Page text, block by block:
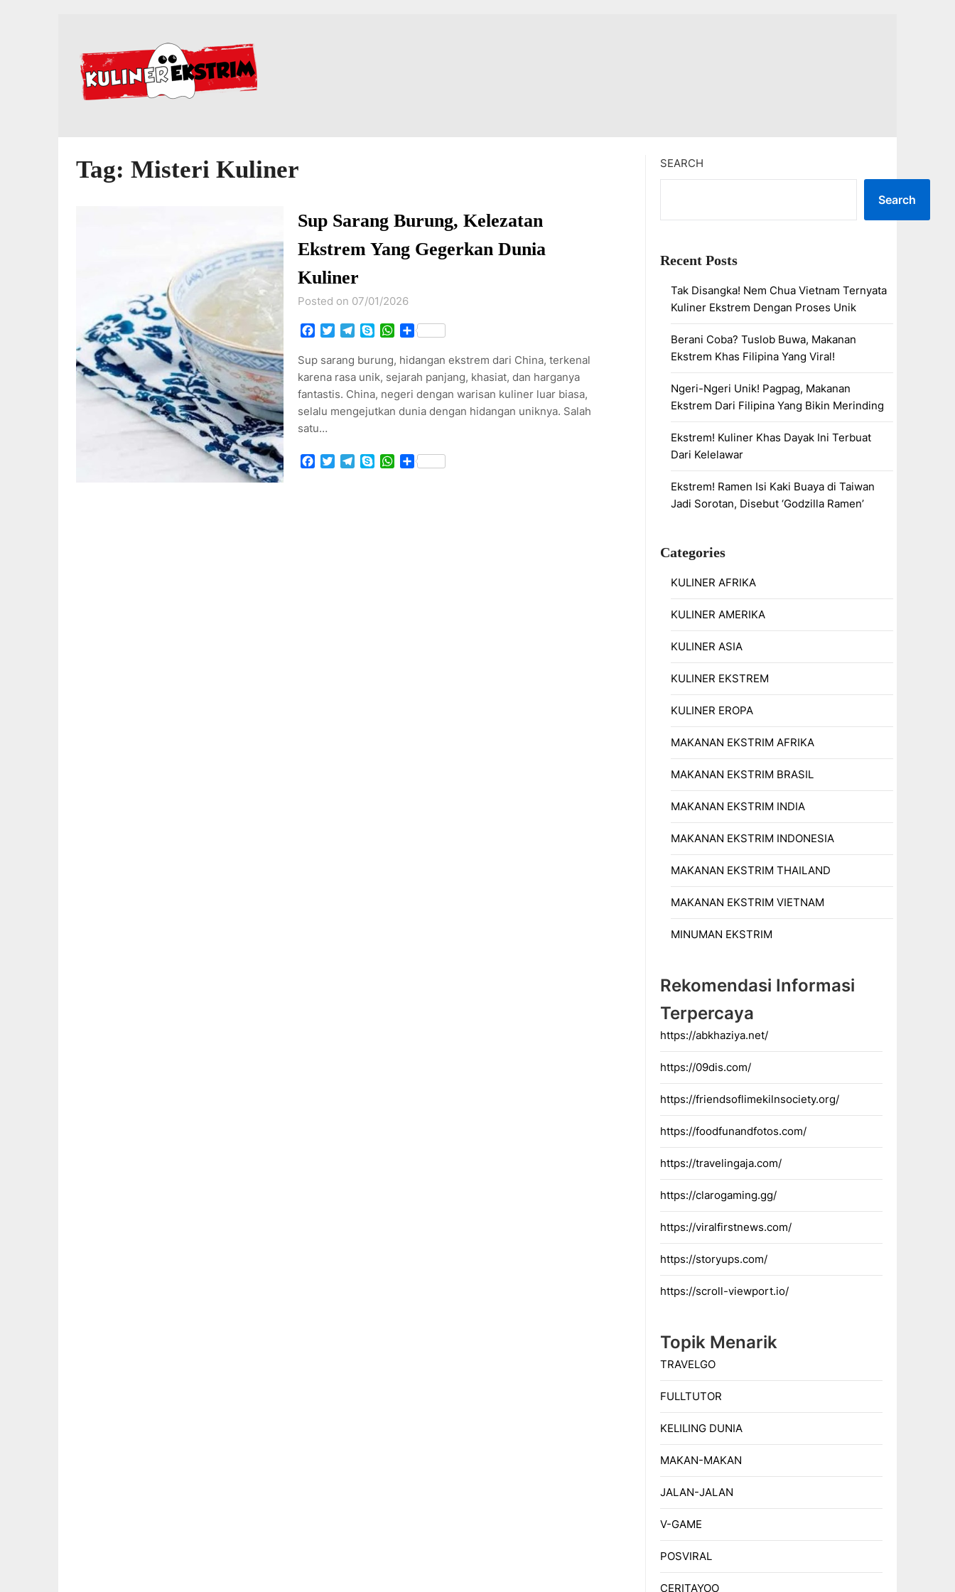
Tag: Misteri Kuliner
Sup Sarang Burung, Kelezatan
Ekstrem Yang Gegerkan Dunia
Kuliner
Posted on 07/01/2026
Facebook
TwitterTelegram
SkypeWhatsApp
Share
Sup sarang burung, hidangan ekstrem dari China, terkenal
karena rasa unik, sejarah panjang, khasiat, dan harganya
fantastis. China, negeri dengan warisan kuliner luar biasa,
selalu mengejutkan dunia dengan hidangan uniknya. Salah
satu…
Facebook
TwitterTelegram
SkypeWhatsApp
Share
SEARCH
Search
Recent Posts
Tak Disangka! Nem Chua Vietnam Ternyata
Kuliner Ekstrem Dengan Proses Unik
Berani Coba? Tuslob Buwa, Makanan
Ekstrem Khas Filipina Yang Viral!
Ngeri-Ngeri Unik! Pagpag, Makanan
Ekstrem Dari Filipina Yang Bikin Merinding
Ekstrem! Kuliner Khas Dayak Ini Terbuat
Dari Kelelawar
Ekstrem! Ramen Isi Kaki Buaya di Taiwan
Jadi Sorotan, Disebut ‘Godzilla Ramen’
Categories
KULINER AFRIKA
KULINER AMERIKA
KULINER ASIA
KULINER EKSTREM
KULINER EROPA
MAKANAN EKSTRIM AFRIKA
MAKANAN EKSTRIM BRASIL
MAKANAN EKSTRIM INDIA
MAKANAN EKSTRIM INDONESIA
MAKANAN EKSTRIM THAILAND
MAKANAN EKSTRIM VIETNAM
MINUMAN EKSTRIM
Rekomendasi Informasi
Terpercaya
https://abkhaziya.net/
https://09dis.com/
https://friendsoflimekilnsociety.org/
https://foodfunandfotos.com/
https://travelingaja.com/
https://clarogaming.gg/
https://viralfirstnews.com/
https://storyups.com/
https://scroll-viewport.io/
Topik Menarik
TRAVELGO
FULLTUTOR
KELILING DUNIA
MAKAN-MAKAN
JALAN-JALAN
V-GAME
POSVIRAL
CERITAYOO